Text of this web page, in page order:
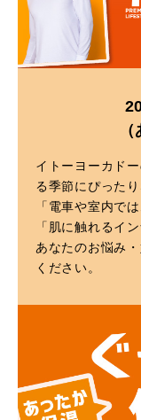
イトーヨーカド
る季節にぴったり
「電車や室内で
「肌に触れるイ
あなたのお悩み
ください。